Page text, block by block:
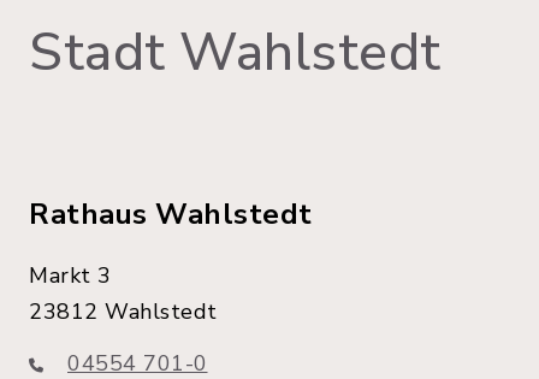
Stadt Wahlstedt
Rathaus Wahlstedt
Markt 3
23812 Wahlstedt
04554 701-0